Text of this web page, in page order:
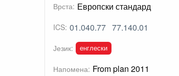
Врста: Европски стандард
ICS: 01.040.77 77.140.01
Језик: енглески
Напомена: From plan 2011